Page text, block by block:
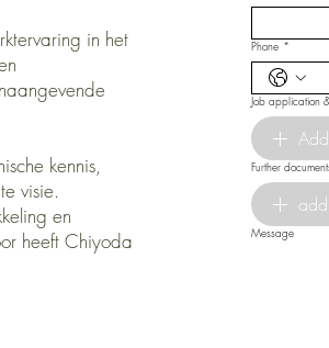
in het
kennis,
visie.
en
heeft Chiyoda
Phone *
Job application
Further
Message